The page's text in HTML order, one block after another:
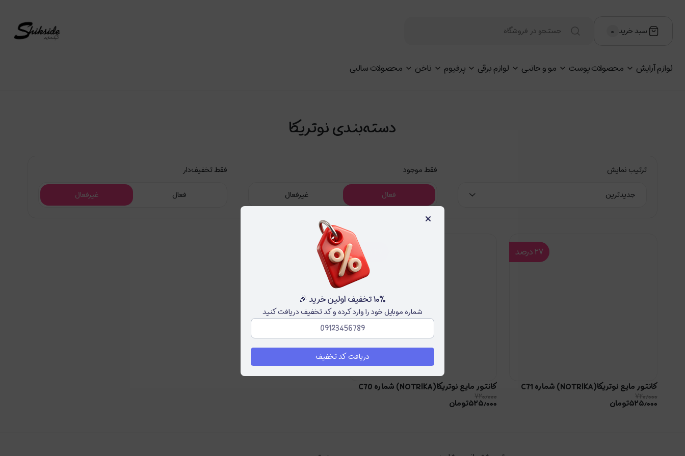
سبد خرید ۰
لوازم آرایش محصولات پوست مو و جانبی لوازم برقی پرفیوم ناخن محصولات سالنی
دسته‌بندی نوتریکا
ترتیب نمایش
جدیدترین
فقط موجود
فعال غیرفعال
فقط تخفیف‌دار
فعال غیرفعال
۲۷درصد
کانتور مایع نوتریکا(NOTRIKA) شماره C71
۷۲۰٫۰۰۰
۵۲۵٫۰۰۰تومان
درصد
کانتور مایع نوتریکا(NOTRIKA) شماره C70
۷۲۰٫۰۰۰
۵۲۵٫۰۰۰تومان
×
۱۰٪ تخفیف اولین خرید 🎉
شماره موبایل خود را وارد کرده و کد تخفیف دریافت کنید
دریافت کد تخفیف